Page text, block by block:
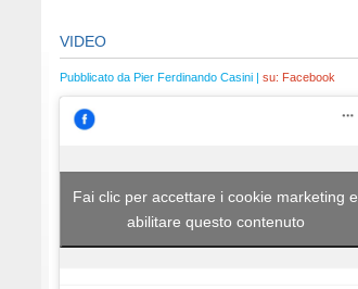
VIDEO
Pubblicato da Pier Ferdinando Casini | su: Facebook
Fai clic per accettare i cookie marketing e
abilitare questo contenuto